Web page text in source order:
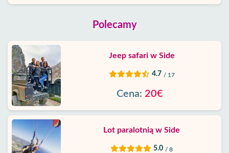
Polecamy
Jeep safari w Side
4.7 / 17
Cena: 20€
Lot paralotnią w Side
5.0 / 8